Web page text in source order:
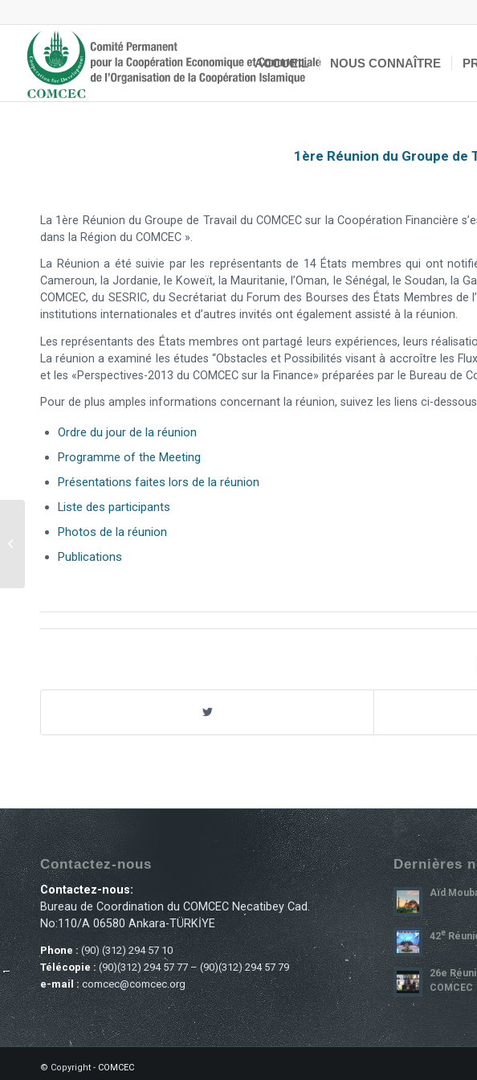
ACCUEIL NOUS CONNAÎTRE
1ère Réunion du Groupe de
La 1ère Réunion du Groupe de Travail du COMCEC sur la Coopération Financière
dans la Région du COMCEC ».
La Réunion a été suivie par les représentants de 14 États membres qui ont
Cameroun, la Jordanie, le Koweït, la Mauritanie, l’Oman, le Sénégal, le Soudan, la
COMCEC, du SESRIC, du Secrétariat du Forum des Bourses des États Membres
institutions internationales et d’autres invités ont également assisté à la réunion.
Les représentants des États membres ont partagé leurs expériences, leurs
La réunion a examiné les études “Obstacles et Possibilités visant à accroître les
et les «Perspectives-2013 du COMCEC sur la Finance» préparées par le Bureau de
Pour de plus amples informations concernant la réunion, suivez les liens ci-
Ordre du jour de la réunion
Programme of the Meeting
Présentations faites lors de la réunion
Liste des participants
Photos de la réunion
Publications
Contactez-nous
Contactez-nous:
Bureau de Coordination du COMCEC Necatibey Cad.
No:110/A 06580 Ankara-TÜRKİYE
Phone :(90) (312) 294 57 10
Télécopie :(90)(312) 294 57 77 – (90)(312) 294 57 79
e-mail :comcec@comcec.org
Dernières
Aïd
42E
26e
COMCEC
© Copyright - COMCEC
2ème Réunion du Groupe de Travail
du COMCEC sur le Commerce